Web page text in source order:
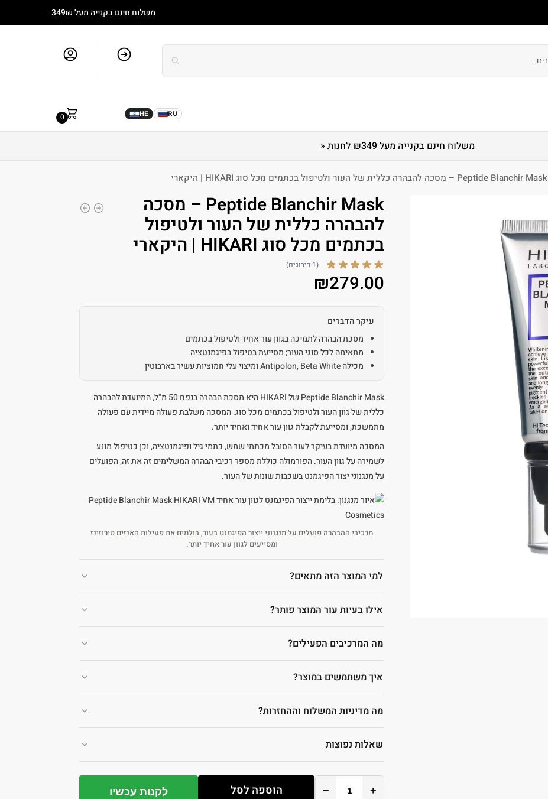
משלוח חינם בקנייה מעל 349₪
HE RU
0
משלוח חינם בקנייה מעל ₪349 לחנות «
Peptide Blanchir Mask – מסכה להבהרה כללית של העור ולטיפול בכתמים מכל סוג HIKARI | היקארי
Peptide Blanchir Mask – מסכה
להבהרה כללית של העור ולטיפול
בכתמים מכל סוג HIKARI | היקארי
(1 דירוגים)
₪279.00
עיקר הדברים
מסכת הבהרה לתמיכה בגוון עור אחיד ולטיפול בכתמים
מתאימה לכל סוגי העור; מסייעת בטיפול בפיגמנטציה
מכילה Antipolon, Beta White ומיצוי עלי חמוציות עשיר בארבוטין
Peptide Blanchir Mask של HIKARI היא מסכת הבהרה בנפח 50 מ"ל, המיועדת להבהרה
כללית של גוון העור ולטיפול בכתמים מכל סוג. המסכה משלבת פעולה מיידית עם פעולה
מתמשכת, ומסייעת לקבלת גוון עור אחיד ואחיד יותר.
המסכה מיועדת בעיקר לעור הסובל מכתמי שמש, כתמי גיל ופיגמנטציה, וכן כטיפול מונע
לשמירה על גוון העור. הפורמולה כוללת מספר רכיבי הבהרה המשלימים זה את זה, הפועלים
על מנגנוני יצור הפיגמנט בשכבות שונות של העור.
מרכיבי ההבהרה פועלים על מנגנוני ייצור הפיגמנט בעור, בולמים את פעילות האנזים טירוזינז
ומסייעים לגוון עור אחיד יותר.
למי המוצר הזה מתאים?
אילו בעיות עור המוצר פותר?
מה המרכיבים הפעילים?
איך משתמשים במוצר?
מה מדיניות המשלוח וההחזרות?
שאלות נפוצות
+
− הוספה לסל לקנות עכשיו